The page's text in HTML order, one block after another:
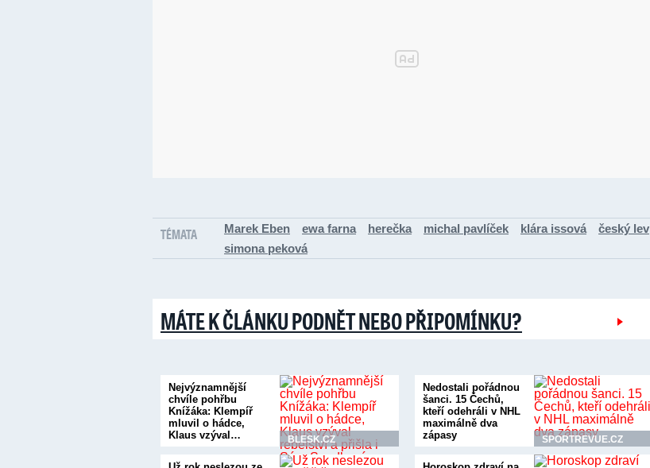
TÉMATA Marek Eben ewa farna herečka michal pavlíček klára issová
český lev
simona peková
MÁTE K ČLÁNKU PODNĚT NEBO PŘIPOMÍNKU?
Nejvýznamnější
chvíle pohřbu
Knížáka: Klempíř
mluvil o hádce,
Klaus vzýval…
BLESK.CZ
Nedostali pořádnou
šanci. 15 Čechů,
kteří odehráli v NHL
maximálně dva
zápasy
SPORTREVUE.CZ